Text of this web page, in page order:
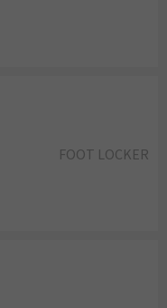
FOOT LOCKER